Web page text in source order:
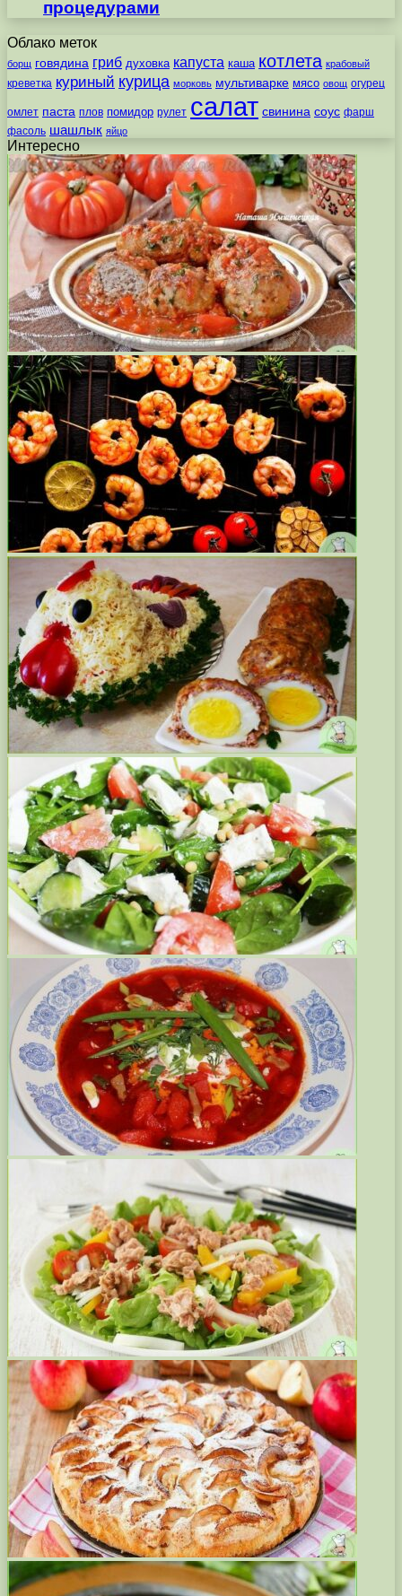
процедурами
Облако меток
борщ говядина гриб духовка капуста каша котлета крабовый
креветка куриный курица морковь мультиварке мясо овощ огурец
омлет паста плов помидор рулет салат свинина соус фарш
фасоль шашлык яйцо
Интересно